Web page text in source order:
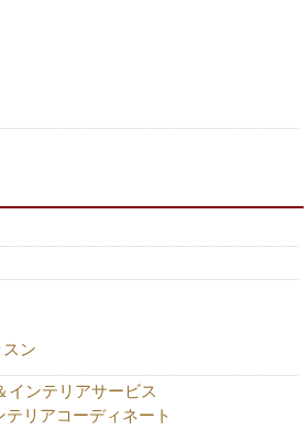
ン
インテリアサービス
リアコーディネート